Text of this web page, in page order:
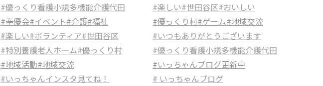
#優っくり看護小規多機能介護代田
#奉優会#イベント#介護#福祉
#楽しい#ボランティア#世田谷区
#特別養護老人ホーム#優っくり村
#地域活動#地域交流
#いっちゃんインスタ見てね！
#楽しい#世田谷区#おいしい
#優っくり村#ゲーム#地域交流
#いつもありがとうございます
#優っくり看護小規多機能介護代田
#いっちゃんブログ更新中
# いっちゃんブログ